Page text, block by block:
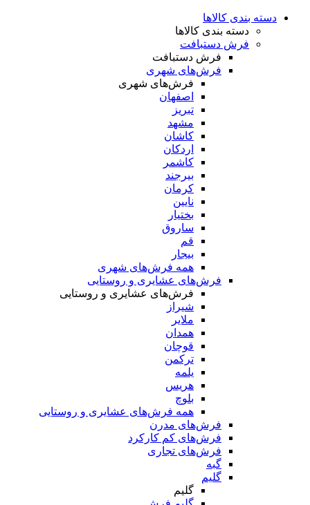
دسته بندی کالاها
دسته بندی کالاها
فرش دستبافت
فرش دستبافت
فرش‌های شهری
فرش‌های شهری
اصفهان
تبریز
مشهد
کاشان
اردکان
کاشمر
بیرجند
کرمان
نایین
بختیار
ساروق
قم
بیجار
همه فرش‌های شهری
فرش‌های عشایری و روستایی
فرش‌های عشایری و روستایی
شیراز
ملایر
همدان
قوچان
ترکمن
یلمه
هریس
بلوچ
همه فرش‌های عشایری و روستایی
فرش‌های مدرن
فرش‌های کم کارکرد
فرش‌های تجاری
گبه
گلیم
گلیم